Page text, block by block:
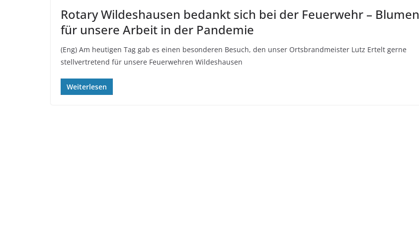
Rotary Wildeshausen bedankt sich bei der Feuerwehr – Blumen
für unsere Arbeit in der Pandemie
(Eng) Am heutigen Tag gab es einen besonderen Besuch, den unser Ortsbrandmeister Lutz Ertelt gerne
stellvertretend für unsere Feuerwehren Wildeshausen
Weiterlesen